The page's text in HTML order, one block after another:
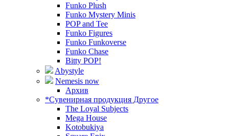
Funko Plush
Funko Mystery Minis
POP and Tee
Funko Figures
Funko Funkoverse
Funko Chase
Bitty POP!
Abystyle
Nemesis now
Архив
*Сувенирная продукция Другое
The Loyal Subjects
Mega House
Kotobukiya